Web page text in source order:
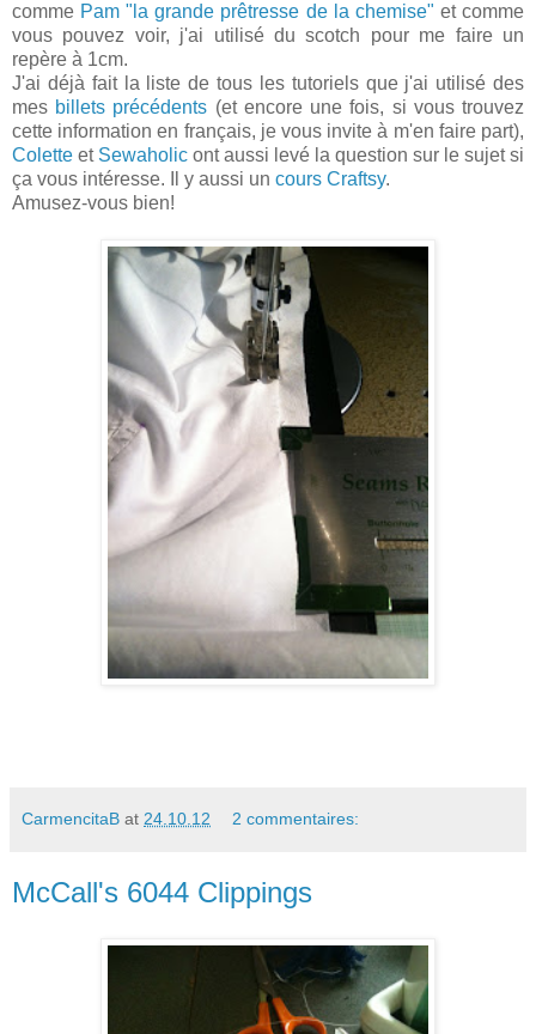
comme Pam "la grande prêtresse de la chemise" et comme
vous pouvez voir, j'ai utilisé du scotch pour me faire un
repère à 1cm.
J'ai déjà fait la liste de tous les tutoriels que j'ai utilisé des
mes billets précédents (et encore une fois, si vous trouvez
cette information en français, je vous invite à m'en faire part),
Colette et Sewaholic ont aussi levé la question sur le sujet si
ça vous intéresse. Il y aussi un cours Craftsy.
Amusez-vous bien!
CarmencitaB at 24.10.12 2 commentaires:
McCall's 6044 Clippings